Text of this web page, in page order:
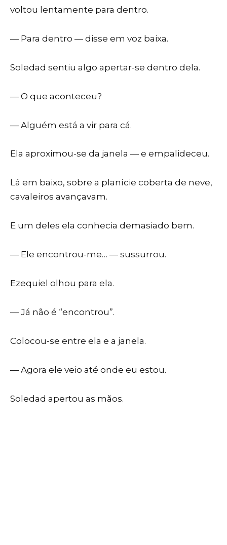
voltou lentamente para dentro.
— Para dentro — disse em voz baixa.
Soledad sentiu algo apertar-se dentro dela.
— O que aconteceu?
— Alguém está a vir para cá.
Ela aproximou-se da janela — e empalideceu.
Lá em baixo, sobre a planície coberta de neve,
cavaleiros avançavam.
E um deles ela conhecia demasiado bem.
— Ele encontrou-me… — sussurrou.
Ezequiel olhou para ela.
— Já não é “encontrou”.
Colocou-se entre ela e a janela.
— Agora ele veio até onde eu estou.
Soledad apertou as mãos.